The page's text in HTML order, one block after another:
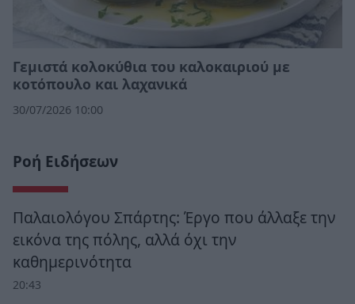
Γεμιστά κολοκύθια του καλοκαιριού με
κοτόπουλο και λαχανικά
30/07/2026 10:00
Ροή Ειδήσεων
Παλαιολόγου Σπάρτης: Έργο που άλλαξε την
εικόνα της πόλης, αλλά όχι την
καθημερινότητα
20:43